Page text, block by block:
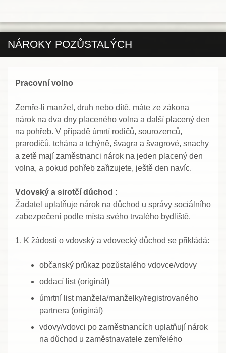
NÁROKY POZŮSTALÝCH
Pracovní volno
Zemře-li manžel, druh nebo dítě, máte ze zákona
nárok na dva dny placeného volna a další placený den
na pohřeb. V případě úmrtí rodičů, sourozenců,
prarodičů, tchána a tchýně, švagra a švagrové, snachy
a zetě mají zaměstnanci nárok na jeden placený den
volna, a pokud pohřeb zařizujete, ještě den navíc.
Vdovský a sirotčí důchod :
Žadatel uplatňuje nárok na důchod u správy sociálního
zabezpečení podle místa svého trvalého bydliště.
1. K žádosti o vdovský a vdovecký důchod se přikládá:
občanský průkaz pozůstalého vdovce/vdovy
oddací list (originál)
úmrtní list manžela/manželky/registrovaného
partnera (originál)
vdovy/vdovci po zaměstnancích uplatňují nárok
na důchod u zaměstnavatele zemřelého